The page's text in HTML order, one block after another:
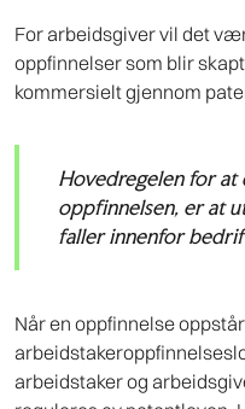
For arbeidsgiver vil det
oppfinnelser som blir
kommersielt gjennom
Hovedregelen for
oppfinnelsen, er at
faller innenfor
Når en oppfinnelse
arbeidstaker og